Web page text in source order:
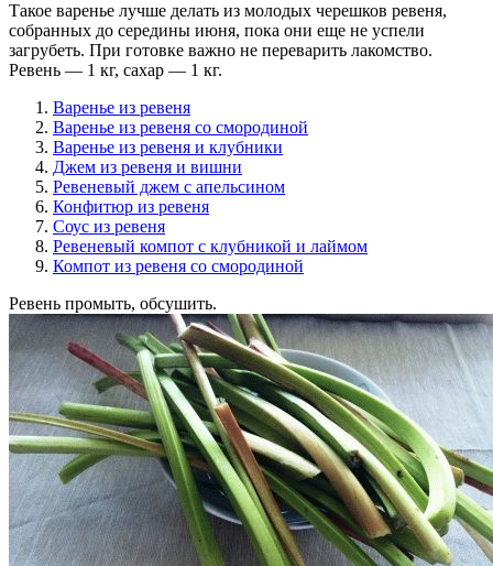
Такое варенье лучше делать из молодых черешков ревеня,
собранных до середины июня, пока они еще не успели
загрубеть. При готовке важно не переварить лакомство.
Ревень — 1 кг, сахар — 1 кг.
Варенье из ревеня
Варенье из ревеня со смородиной
Варенье из ревеня и клубники
Джем из ревеня и вишни
Ревеневый джем с апельсином
Конфитюр из ревеня
Соус из ревеня
Ревеневый компот с клубникой и лаймом
Компот из ревеня со смородиной
Ревень промыть, обсушить.